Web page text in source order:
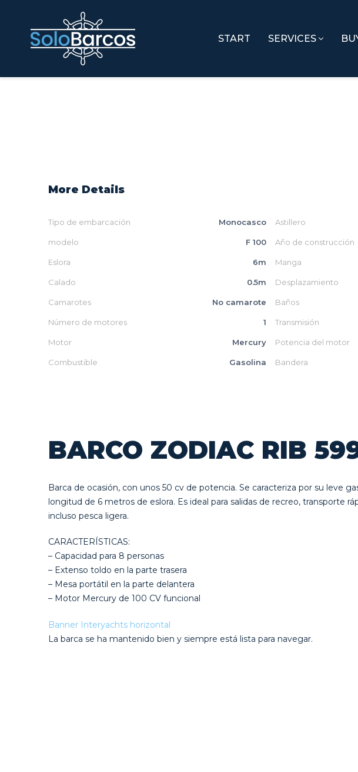
START SERVICES
More Details
Tipo de embarcación Monocasco Astillero
modelo F 100 Año de construcción
Eslora 6m Manga
Calado 0.5m Desplazamiento
Camarotes No camarote Baños
Número de motores 1 Transmisión
Motor Mercury Potencia del motor
Combustible Gasolina Bandera
BARCO ZODIAC RIB
Barca de ocasión, con unos 50 cv de potencia. Se caracteriza por su leve
longitud de 6 metros de eslora. Es ideal para salidas de recreo, transporte
incluso pesca ligera.
CARACTERÍSTICAS:
– Capacidad para 8 personas
– Extenso toldo en la parte trasera
– Mesa portátil en la parte delantera
– Motor Mercury de 100 CV funcional
La barca se ha mantenido bien y siempre está lista para navegar.